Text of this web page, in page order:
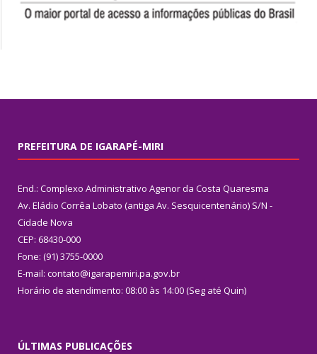
PREFEITURA DE IGARAPÉ-MIRI
End.: Complexo Administrativo Agenor da Costa Quaresma
Av. Eládio Corrêa Lobato (antiga Av. Sesquicentenário) S/N -
Cidade Nova
CEP: 68430-000
Fone: (91) 3755-0000
E-mail: contato@igarapemiri.pa.gov.br
Horário de atendimento: 08:00 às 14:00 (Seg até Quin)
ÚLTIMAS PUBLICAÇÕES